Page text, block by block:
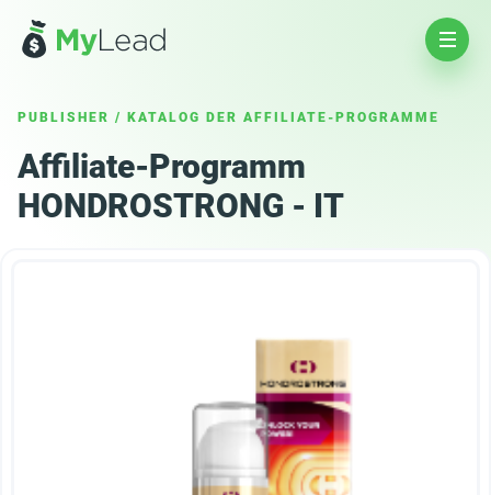
PUBLISHER / KATALOG DER AFFILIATE-PROGRAMME
Affiliate-Programm
HONDROSTRONG - IT